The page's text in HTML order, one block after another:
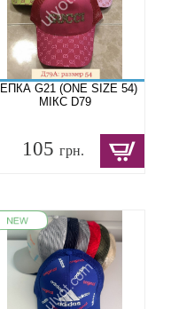
G21 (ONE SIZE 54)
МІКС D79
105грн.